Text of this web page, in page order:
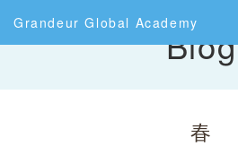
Grandeur Global AcademyBlog
春